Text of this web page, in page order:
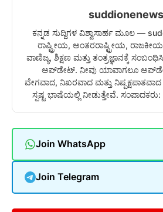
suddionenews
ಕನ್ನಡ ಸುದ್ದಿಗಳ ವಿಶ್ವಾಸಾರ್ಹ ಮೂಲ —
ರಾಷ್ಟ್ರೀಯ, ಅಂತರರಾಷ್ಟ್ರೀಯ,
ವಾಣಿಜ್ಯ, ಶಿಕ್ಷಣ ಮತ್ತು ತಂತ್ರಜ್ಞಾನಕ್ಕೆ
ಅಪ್‌ಡೇಟ್. ನೀವು ಯಾವಾಗಲೂ
ವೇಗವಾದ, ನಿಖರವಾದ ಮತ್ತು ನಿಷ್ಪಕ್ಷಪಾತವಾದ
ಸ್ಪಷ್ಟ ಭಾಷೆಯಲ್ಲಿ ನೀಡುತ್ತೇವೆ.
Join WhatsApp
Join Telegram